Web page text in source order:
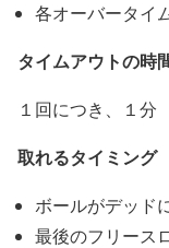
各オーバータイ
タイムアウトの時
１回につき、１分
取れるタイミング
ボールがデッド
最後のフリース